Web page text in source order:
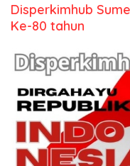
Disperkimhub
Ke-80 tahun